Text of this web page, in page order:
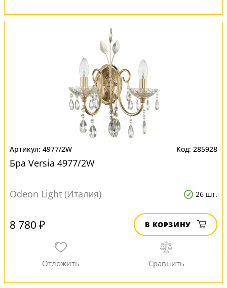
4977/2W 285928
Бра Versia 4977/2W
Odeon Light (Италия) 26 шт.
8 780 ₽ В КОРЗИНУ